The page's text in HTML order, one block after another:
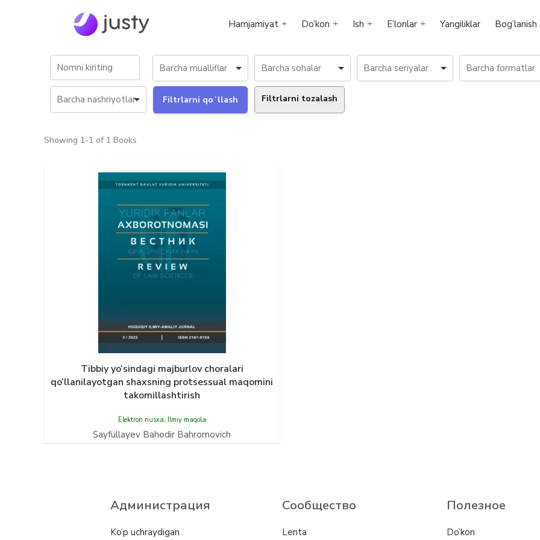
Hamjamiyat Do’kon Ish E’lonlar Yangiliklar Bog’lanish
Filtrlarni tozalash
Showing 1-1 of 1 Books
Tibbiy yo‘sindagi majburlov choralari
qo‘llanilayotgan shaxsning protsessual maqomini
takomillashtirish
Elektron nusxa, Ilmiy maqola
Sayfullayev Bahodir Bahromovich
Администрация
Ko’p uchraydigan
Сообщество
Lenta
Полезное
Do’kon